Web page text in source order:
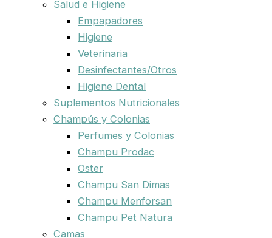
Salud e Higiene
Empapadores
Higiene
Veterinaria
Desinfectantes/Otros
Higiene Dental
Suplementos Nutricionales
Champús y Colonias
Perfumes y Colonias
Champu Prodac
Oster
Champu San Dimas
Champu Menforsan
Champu Pet Natura
Camas